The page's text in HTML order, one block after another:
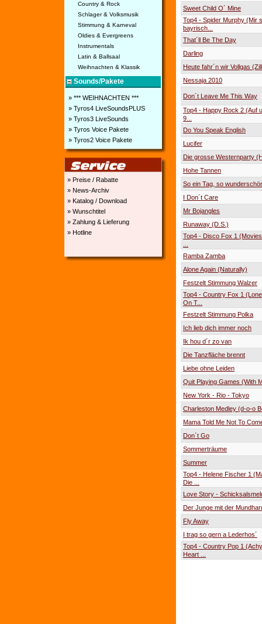
Country & Rock
Schlager & Volksmusik
Stimmung & Karneval
Oldies & Evergreens
Instrumentals
Latin & Ballsaal
Weihnachten & Klassik
Sounds/Pakete
» *** WEIHNACHTEN ***
» Tyros4 LiveSoundsPLUS
» Tyros3 LiveSounds
» Tyros Voice Pakete
» Tyros2 Voice Pakete
» Preise / Rabatte
» News-Archiv
» Katalog / Download
» Wunschtitel
» Zahlung & Lieferung
» Hotline
Sweet Child O´ Mine
Top4 - Spider Murphy (Mir
bayrisch...
That´ll Be The Day
Darling
Heute fahr´n wir Vollgas
Nessaja 2010
Don´t Leave Me This Way
Top4 - Happy Rock 2 (Auf
9...
Do You Speak English
Lucifer
Die grosse Westernparty
Hohe Tannen
So ein Tag, so
I Don´t Care
Mr Bojangles
Runaway (D.S.)
Top4 - Disco Fox 1
Ramba Zamba
Alone Again (Naturally)
Festzelt Stimmung Walzer
Top4 - Country Fox 1
On T...
Festzelt Stimmung Polka
Ich lieb dich immer noch
Ik hou d´r zo van
Die Tanzfläche brennt
Liebe ohne Leiden
Quit Playing Games (With
New York - Rio - Tokyo
Charleston Medley (d-o-o
Mama Told Me Not To
Don´t Go
Sommerträume
Summer
Top4 - Helene Fischer 1
Die ...
Love Story -
Der Junge mit der
Fly Away
I trag so gern a Lederhos´
Top4 - Country Pop 1
Heart ...